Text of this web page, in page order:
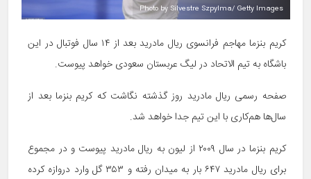
Photo by Silvestre Szpylma/ Getty Images
کریم بنزما مهاجم فرانسوی ریال مادرید بعد از ۱۴ سال فوتبال در این
باشگاه به تیم الاتحاد در لیگ عربستان سعودی خواهد پیوست.
صفحه رسمی ریال مادرید روز گذشته نگاشت که کریم بنزما بعد از
سال‌ها هم‌کاری با این تیم جدا خواهد شد.
کریم بنزما در سال ۲۰۰۹ از لیون به ریال مادرید پیوست و در مجموع
برای ریال مادرید ۶۴۷ بار به میدان رفته و ۳۵۳ گل وارد دروازه کرده